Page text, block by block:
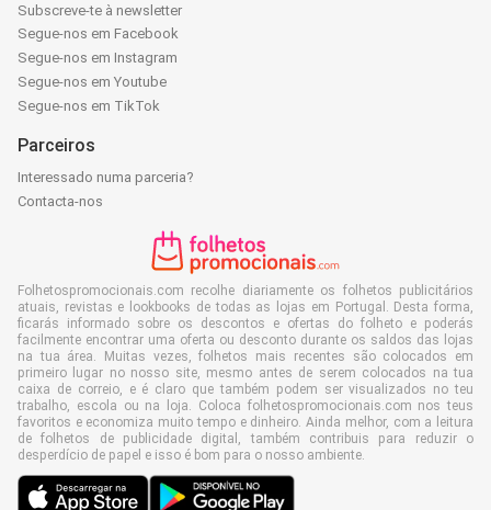
Subscreve-te à newsletter
Segue-nos em Facebook
Segue-nos em Instagram
Segue-nos em Youtube
Segue-nos em TikTok
Parceiros
Interessado numa parceria?
Contacta-nos
Folhetospromocionais.com recolhe diariamente os folhetos publicitários
atuais, revistas e lookbooks de todas as lojas em Portugal. Desta forma,
ficarás informado sobre os descontos e ofertas do folheto e poderás
facilmente encontrar uma oferta ou desconto durante os saldos das lojas
na tua área. Muitas vezes, folhetos mais recentes são colocados em
primeiro lugar no nosso site, mesmo antes de serem colocados na tua
caixa de correio, e é claro que também podem ser visualizados no teu
trabalho, escola ou na loja. Coloca folhetospromocionais.com nos teus
favoritos e economiza muito tempo e dinheiro. Ainda melhor, com a leitura
de folhetos de publicidade digital, também contribuis para reduzir o
desperdício de papel e isso é bom para o nosso ambiente.